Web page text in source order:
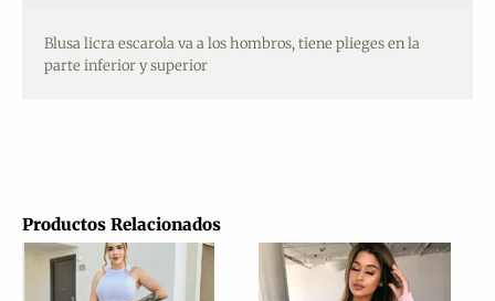
Productos Relacionados
Blusa licra escarola va a los hombros, tiene plieges en la
parte inferior y superior